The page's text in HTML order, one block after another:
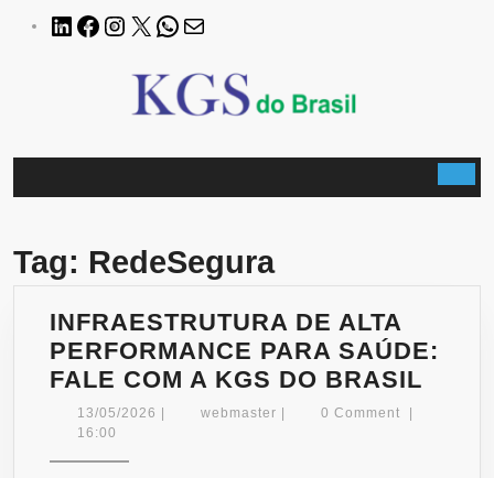
LinkedInFacebook
Instagram
X WhatsApp
Tag: RedeSegura
INFRAESTRUTURA DE ALTA
PERFORMANCE PARA SAÚDE:
FALE COM A KGS DO BRASIL
13/05/2026 13/05/2026webmaster webmaster0 Comment
16:00